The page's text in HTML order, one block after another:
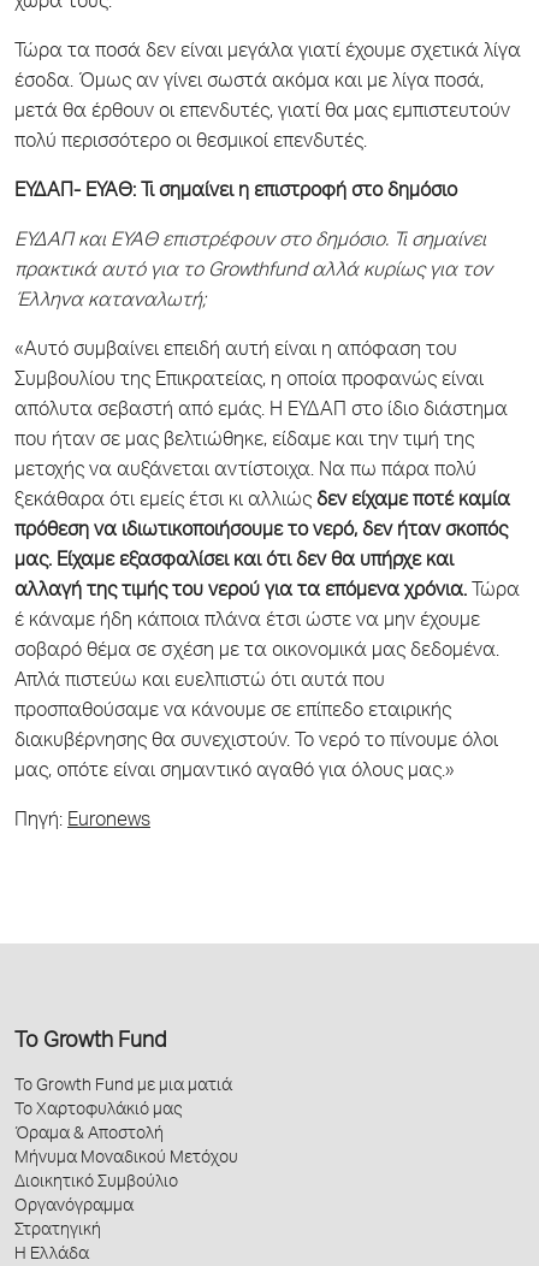
Τώρα τα ποσά δεν είναι μεγάλα γιατί έχουμε σχετικά λίγα
έσοδα. Όμως αν γίνει σωστά ακόμα και με λίγα ποσά,
μετά θα έρθουν οι επενδυτές, γιατί θα μας εμπιστευτούν
πολύ περισσότερο οι θεσμικοί επενδυτές.
ΕΥΔΑΠ- ΕΥΑΘ: Τι σημαίνει η επιστροφή στο δημόσιο
ΕΥΔΑΠ και ΕΥΑΘ επιστρέφουν στο δημόσιο. Τι σημαίνει
πρακτικά αυτό για το Growthfund αλλά κυρίως για τον
Έλληνα καταναλωτή;
«Αυτό συμβαίνει επειδή αυτή είναι η απόφαση του
Συμβουλίου της Επικρατείας, η οποία προφανώς είναι
απόλυτα σεβαστή από εμάς. Η ΕΥΔΑΠ στο ίδιο διάστημα
που ήταν σε μας βελτιώθηκε, είδαμε και την τιμή της
μετοχής να αυξάνεται αντίστοιχα. Να πω πάρα πολύ
ξεκάθαρα ότι εμείς έτσι κι αλλιώς δεν είχαμε ποτέ καμία
πρόθεση να ιδιωτικοποιήσουμε το νερό, δεν ήταν σκοπός
μας. Είχαμε εξασφαλίσει και ότι δεν θα υπήρχε και
αλλαγή της τιμής του νερού για τα επόμενα χρόνια. Τώρα
έ κάναμε ήδη κάποια πλάνα έτσι ώστε να μην έχουμε
σοβαρό θέμα σε σχέση με τα οικονομικά μας δεδομένα.
Απλά πιστεύω και ευελπιστώ ότι αυτά που
προσπαθούσαμε να κάνουμε σε επίπεδο εταιρικής
διακυβέρνησης θα συνεχιστούν. Το νερό το πίνουμε όλοι
μας, οπότε είναι σημαντικό αγαθό για όλους μας.»
Πηγή: Euronews
Το Growth Fund
Το Growth Fund με μια ματιά
Το Χαρτοφυλάκιό μας
Όραμα & Αποστολή
Μήνυμα Μοναδικού Μετόχου
Διοικητικό Συμβούλιο
Οργανόγραμμα
Στρατηγική
Η Ελλάδα